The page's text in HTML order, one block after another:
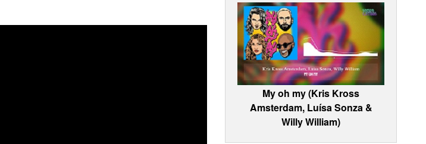
My oh my (Kris Kross
Amsterdam, Luísa Sonza &
Willy William)